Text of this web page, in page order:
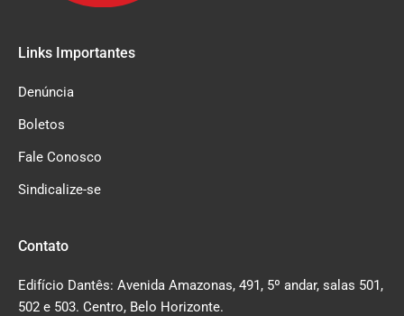
Links Importantes
Denúncia
Boletos
Fale Conosco
Sindicalize-se
Contato
Edifício Dantês: Avenida Amazonas, 491, 5º andar, salas 501,
502 e 503. Centro, Belo Horizonte.